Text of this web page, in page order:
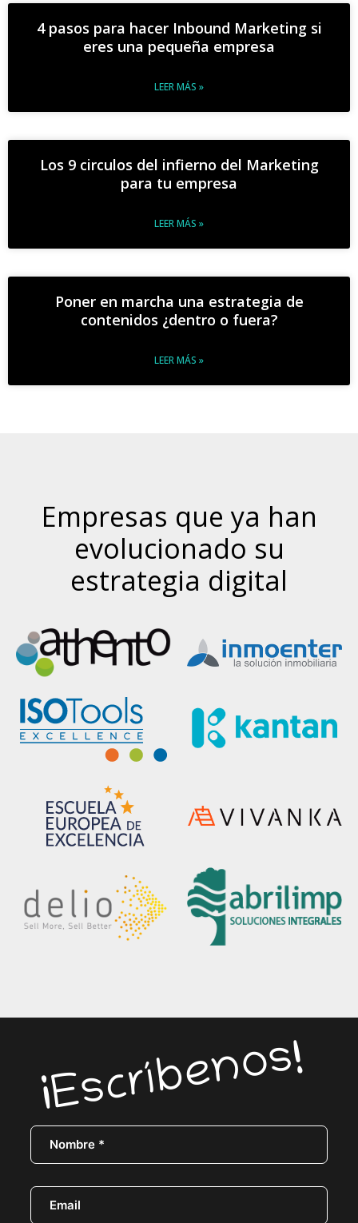
4 pasos para hacer Inbound Marketing si
eres una pequeña empresa
LEER MÁS »
Los 9 circulos del infierno del Marketing
para tu empresa
LEER MÁS »
Poner en marcha una estrategia de
contenidos ¿dentro o fuera?
LEER MÁS »
Empresas que ya han
evolucionado su
estrategia digital
¡Escríbenos!